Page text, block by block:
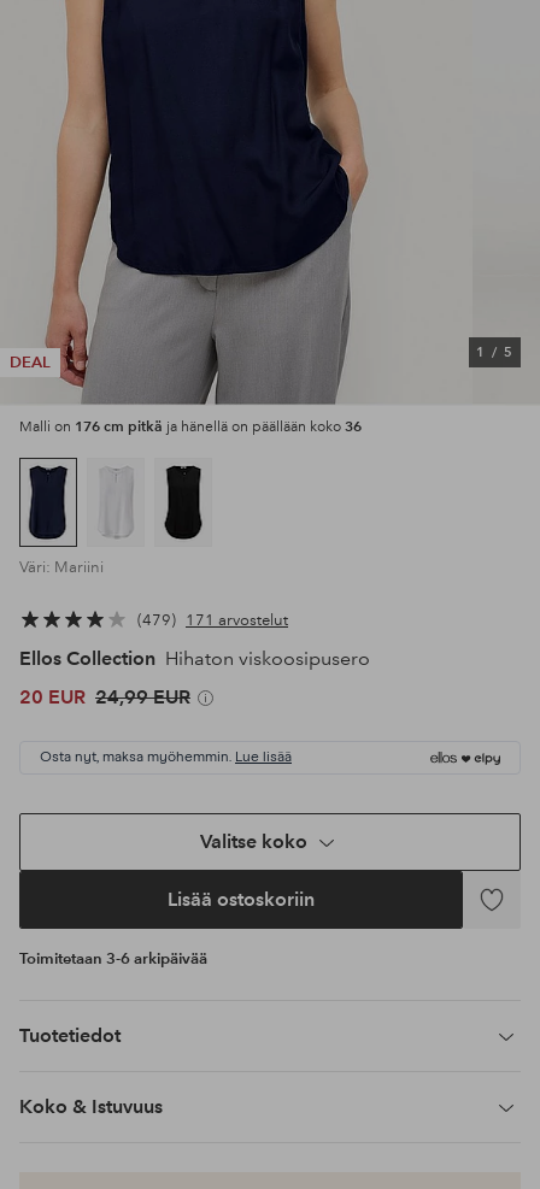
DEAL
1 / 5
Malli on 176 cm pitkä ja hänellä on päällään koko 36
Väri: Mariini
479 171 arvostelut
Ellos Collection Hihaton viskoosipusero
20 EUR 24,99 EUR
Osta nyt, maksa myöhemmin. Lue lisää
Valitse koko
Lisää ostoskoriin
Lisää
Toimitetaan 3-6 arkipäivää
Tuotetiedot
Koko & Istuvuus